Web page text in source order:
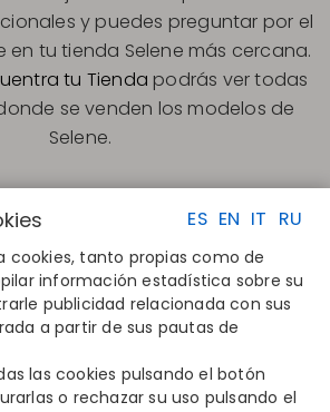
y puedes preguntar por el
en tu tienda Selene más cercana.
tu Tienda podrás ver todas
se venden los modelos de
Selene.
ES EN IT RU
cookies, tanto propias como de
información estadística sobre su
publicidad relacionada con sus
a partir de sus pautas de
las cookies pulsando el botón
o rechazar su uso pulsando el
CONTACTO
Disintex 2021 SL
disintex@disintex.es